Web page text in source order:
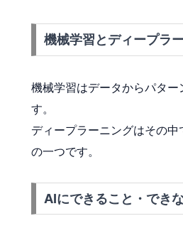
機械学習とディープラ
機械学習はデータからパタ
す。
ディープラーニングはその
の一つです。
AIにできること・でき